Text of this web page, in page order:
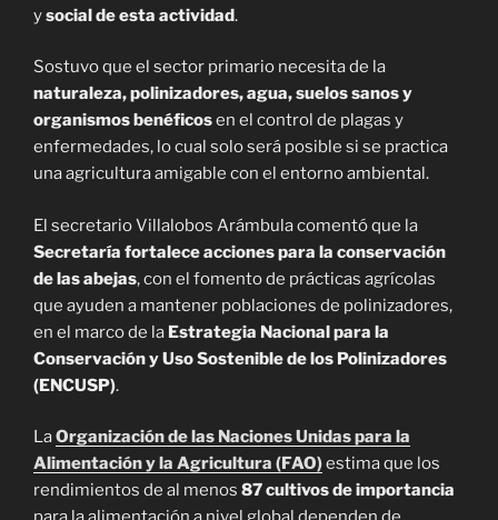
ysocial de esta actividad.
Sostuvo que el sector primario necesita de la
naturaleza, polinizadores, agua, suelos sanos y
organismos benéficosen el control de plagas y
enfermedades, lo cual solo será posible si se practica
una agricultura amigable con el entorno ambiental.
El secretario Villalobos Arámbula comentó que la
Secretaría fortalece acciones para la conservación
de las abejas, con el fomento de prácticas agrícolas
que ayuden a mantener poblaciones de polinizadores,
en el marco de la Estrategia Nacional para la
Conservación y Uso Sostenible de los Polinizadores
(ENCUSP).
LaOrganización de las Naciones Unidas para la
Alimentación y la Agricultura (FAO)estima que los
rendimientos de al menos 87 cultivos de importancia